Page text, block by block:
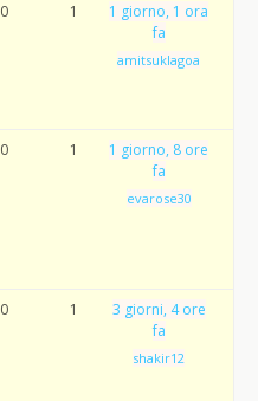
0 1
1 giorno, 1 ora
fa
amitsuklagoa
0 1
1 giorno, 8 ore
fa
evarose30
0 1
3 giorni, 4 ore
fa
shakir12